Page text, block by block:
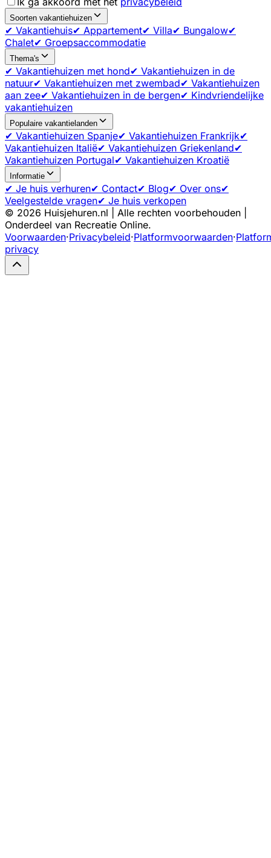
Soorten vakantiehuizen
✔ Vakantiehuis✔ Appartement✔ Villa✔ Bungalow✔
Chalet✔ Groepsaccommodatie
Thema's
✔ Vakantiehuizen met hond✔ Vakantiehuizen in de
natuur✔ Vakantiehuizen met zwembad✔ Vakantiehuizen
aan zee✔ Vakantiehuizen in de bergen✔ Kindvriendelijke
vakantiehuizen
Populaire vakantielanden
✔ Vakantiehuizen Spanje✔ Vakantiehuizen Frankrijk✔
Vakantiehuizen Italië✔ Vakantiehuizen Griekenland✔
Vakantiehuizen Portugal✔ Vakantiehuizen Kroatië
Informatie
✔ Je huis verhuren✔ Contact✔ Blog✔ Over ons✔
Veelgestelde vragen✔ Je huis verkopen
© 2026 Huisjehuren.nl | Alle rechten voorbehouden |
Onderdeel van Recreatie Online.
Voorwaarden·Privacybeleid·Platformvoorwaarden·
privacy